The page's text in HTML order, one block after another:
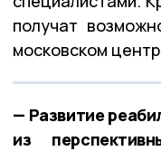
получат
московском
— Развитие
из